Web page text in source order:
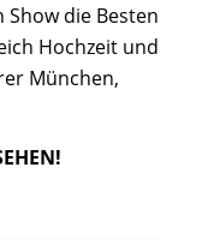
die Besten
Hochzeit und
München,